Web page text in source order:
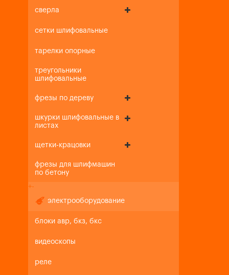
сверла
сетки шлифовальные
тарелки опорные
треугольники
шлифовальные
фрезы по дереву
шкурки шлифовальные в
листах
щетки-крацовки
фрезы для шлифмашин
по бетону
+-
электрооборудование
блоки авр, бкз, бкс
видеоскопы
реле